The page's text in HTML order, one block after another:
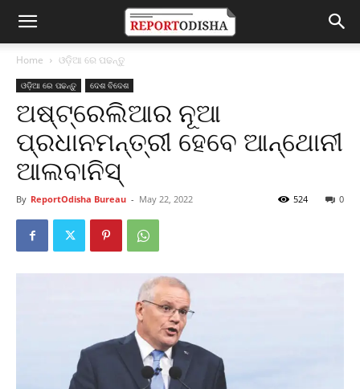
Home ଓଡ଼ିଆ ରେ ପଢନ୍ତୁ
ଓଡ଼ିଆ ରେ ପଢନ୍ତୁ ଦେଶ ବିଦେଶ
ଅଷ୍ଟ୍ରେଲିଆର ନୂଆ
ପ୍ରଧାନମନ୍ତ୍ରୀ ହେବେ ଆନ୍ଥୋନୀ
ଆଲବାନିସ୍
By ReportOdisha Bureau - May 22, 2022 0
524